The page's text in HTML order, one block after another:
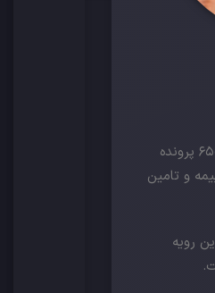
مدرس دانشگاه، با بیش از ۱۴ سال سابقه وکالت موفق و حرفه ای توانسته است. ایشان در طول این ۱۴ سال، بیش از ۶۵۰ پرونده
و تامین
رویه